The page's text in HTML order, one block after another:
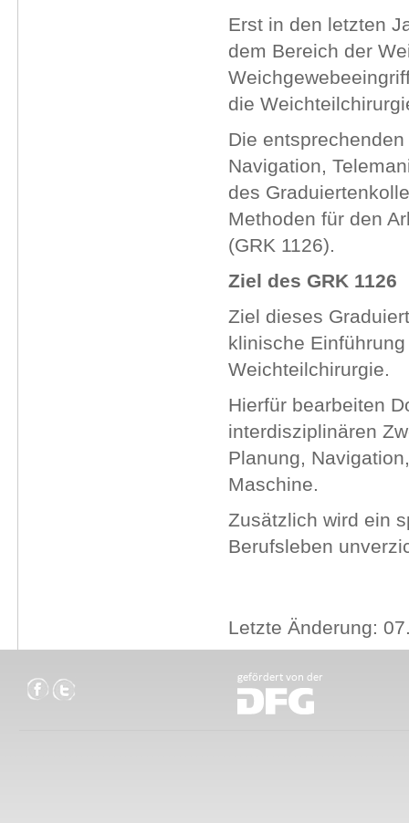
Erst in den letzten
dem Bereich der
die
Die
Navigation,
des
Methoden für den
(GRK 1126).
Ziel des GRK 1126
Ziel dieses
klinische
Weichteilchirurgie.
Hierfür bearbeiten
interdisziplinären
Planung,
Maschine.
Zusätzlich wird ein
Berufsleben
Letzte Änderung: